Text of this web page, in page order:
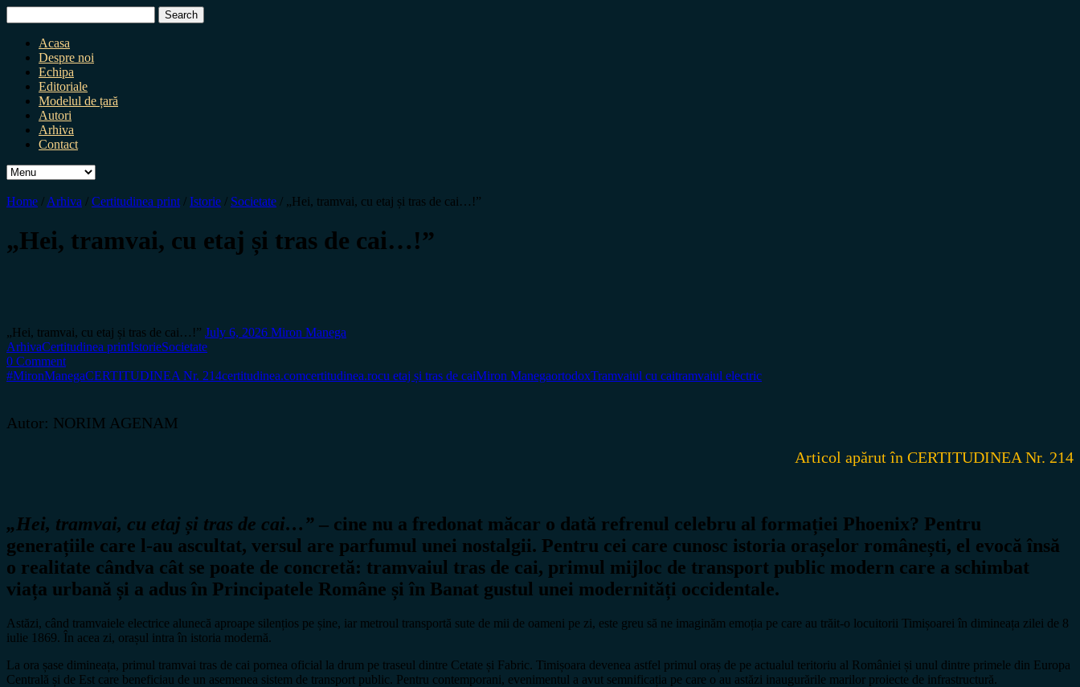
for:
Acasa
Despre noi
Echipa
Editoriale
Modelul de țară
Autori
Arhiva
Contact
Home / Arhiva / Certitudinea print / Istorie / Societate / „Hei, tramvai, cu etaj și tras de cai…!”
„Hei, tramvai, cu etaj și tras de cai…!”
„Hei, tramvai, cu etaj și tras de cai…!” July 6, 2026 Miron Manega
ArhivaCertitudinea printIstorieSocietate
0 Comment
#MironManegaCERTITUDINEA Nr. 214certitudinea.comcertitudinea.rocu etaj și tras de caiMiron ManegaortodoxTramvaiul cu caitramvaiul electric
Autor: NORIM AGENAM
Articol apărut în CERTITUDINEA Nr. 214
„Hei, tramvai, cu etaj și tras de cai…” – cine nu a fredonat măcar o dată refrenul celebru al formației Phoenix? Pentru
generațiile care l-au ascultat, versul are parfumul unei nostalgii. Pentru cei care cunosc istoria orașelor românești, el evocă însă
o realitate cândva cât se poate de concretă: tramvaiul tras de cai, primul mijloc de transport public modern care a schimbat
viața urbană și a adus în Principatele Române și în Banat gustul unei modernități occidentale.
Astăzi, când tramvaiele electrice alunecă aproape silențios pe șine, iar metroul transportă sute de mii de oameni pe zi, este greu să ne imaginăm emoția pe care au trăit-o locuitorii Timișoarei în dimineața zilei de 8
iulie 1869. În acea zi, orașul intra în istoria modernă.
La ora șase dimineața, primul tramvai tras de cai pornea oficial la drum pe traseul dintre Cetate și Fabric. Timișoara devenea astfel primul oraș de pe actualul teritoriu al României și unul dintre primele din Europa
Centrală și de Est care beneficiau de un asemenea sistem de transport public. Pentru contemporani, evenimentul a avut semnificația pe care o au astăzi inaugurările marilor proiecte de infrastructură.